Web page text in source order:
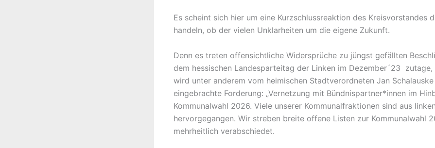
Es scheint sich hier um eine Kurzschlussreaktion des Kreisvorstandes
handeln, ob der vielen Unklarheiten um die eigene Zukunft.
Denn es treten offensichtliche Widersprüche zu jüngst gefällten
dem hessischen Landesparteitag der Linken im Dezember´23
wird unter anderem vom heimischen Stadtverordneten Jan Schalauske
eingebrachte Forderung: „Vernetzung mit Bündnispartner*innen im
Kommunalwahl 2026. Viele unserer Kommunalfraktionen sind aus
hervorgegangen. Wir streben breite offene Listen zur Kommunalwahl
mehrheitlich verabschiedet.